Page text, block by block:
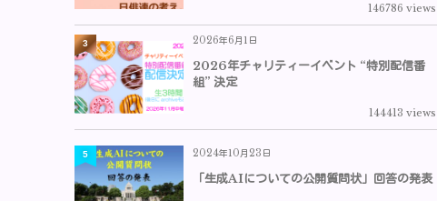
146786 views
2026年6月1日
2026年チャリティーイベント “特別配信番
組” 決定
144413 views
3
2024年10月23日
「生成AIについての公開質問状」回答の発表
5